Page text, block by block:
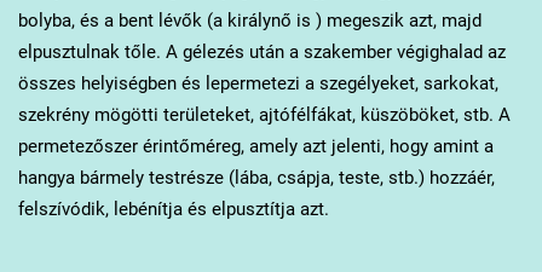
bolyba, és a bent lévők (a királynő is ) megeszik azt, majd
elpusztulnak tőle. A gélezés után a szakember végighalad az
összes helyiségben és lepermetezi a szegélyeket, sarkokat,
szekrény mögötti területeket, ajtófélfákat, küszöböket, stb. A
permetezőszer érintőméreg, amely azt jelenti, hogy amint a
hangya bármely testrésze (lába, csápja, teste, stb.) hozzáér,
felszívódik, lebénítja és elpusztítja azt.